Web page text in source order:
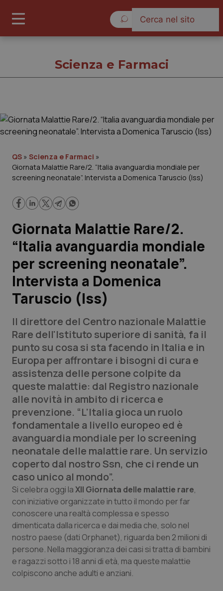
Governo e Parlamento
Regioni e Asl
Lavoro e Professioni
Scienza e Farmaci
Studi e Analisi
Lettere al direttore
Edizioni Regionali
QS Pro
Professionisti Sanitari.AI
Abruzzo
Basilicata
Calabria
Campania
Emilia-Romagna
Friuli Venezia Giulia
Lazio
QS Pro Gold
Artrite & artrosi
Asma & BPCO
Car-T
Colesterolo & coronaropatie
Dermatite Atopica
Diabete & glucometri
QS Club Newsletter
Scienza e Farmaci
QS » Scienza e Farmaci »
Giornata Malattie Rare/2. “Italia avanguardia mondiale per
screening neonatale”. Intervista a Domenica Taruscio (Iss)
Giornata Malattie Rare/2.
“Italia avanguardia mondiale
per screening neonatale”.
Intervista a Domenica
Taruscio (Iss)
Il direttore del Centro nazionale Malattie
Rare dell'Istituto superiore di sanità, fa il
punto su cosa si sta facendo in Italia e in
Europa per affrontare i bisogni di cura e
assistenza delle persone colpite da
queste malattie: dal Registro nazionale
alle novità in ambito di ricerca e
prevenzione. “L’Italia gioca un ruolo
fondamentale a livello europeo ed è
avanguardia mondiale per lo screening
neonatale delle malattie rare. Un servizio
coperto dal nostro Ssn, che ci rende un
caso unico al mondo”.
Si celebra oggi laXII Giornata delle malattie rare,
con iniziative organizzate in tutto il mondo per far
conoscere una realtà complessa e spesso
dimenticata dalla ricerca e dai media che, solo nel
nostro paese (dati Orphanet), riguarda ben 2 milioni di
persone. Nella maggioranza dei casi si tratta di bambini
e ragazzi sotto i 18 anni di età, ma queste malattie
colpiscono anche adulti e anziani.